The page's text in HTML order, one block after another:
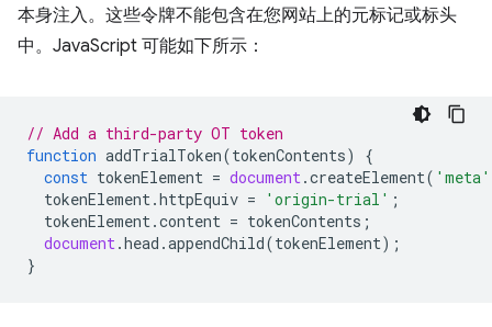
本身注入。这些令牌不能包含在您网站上的元标记或标头
中。JavaScript 可能如下所示：
// Add a third-party OT token
function addTrialToken(tokenContents)
{
const tokenElement = document.createElement( 'meta'
tokenElement.httpEquiv = 'origin-trial' ;
tokenElement.content = tokenContents ;
document.head .appendChild(tokenElement);
}